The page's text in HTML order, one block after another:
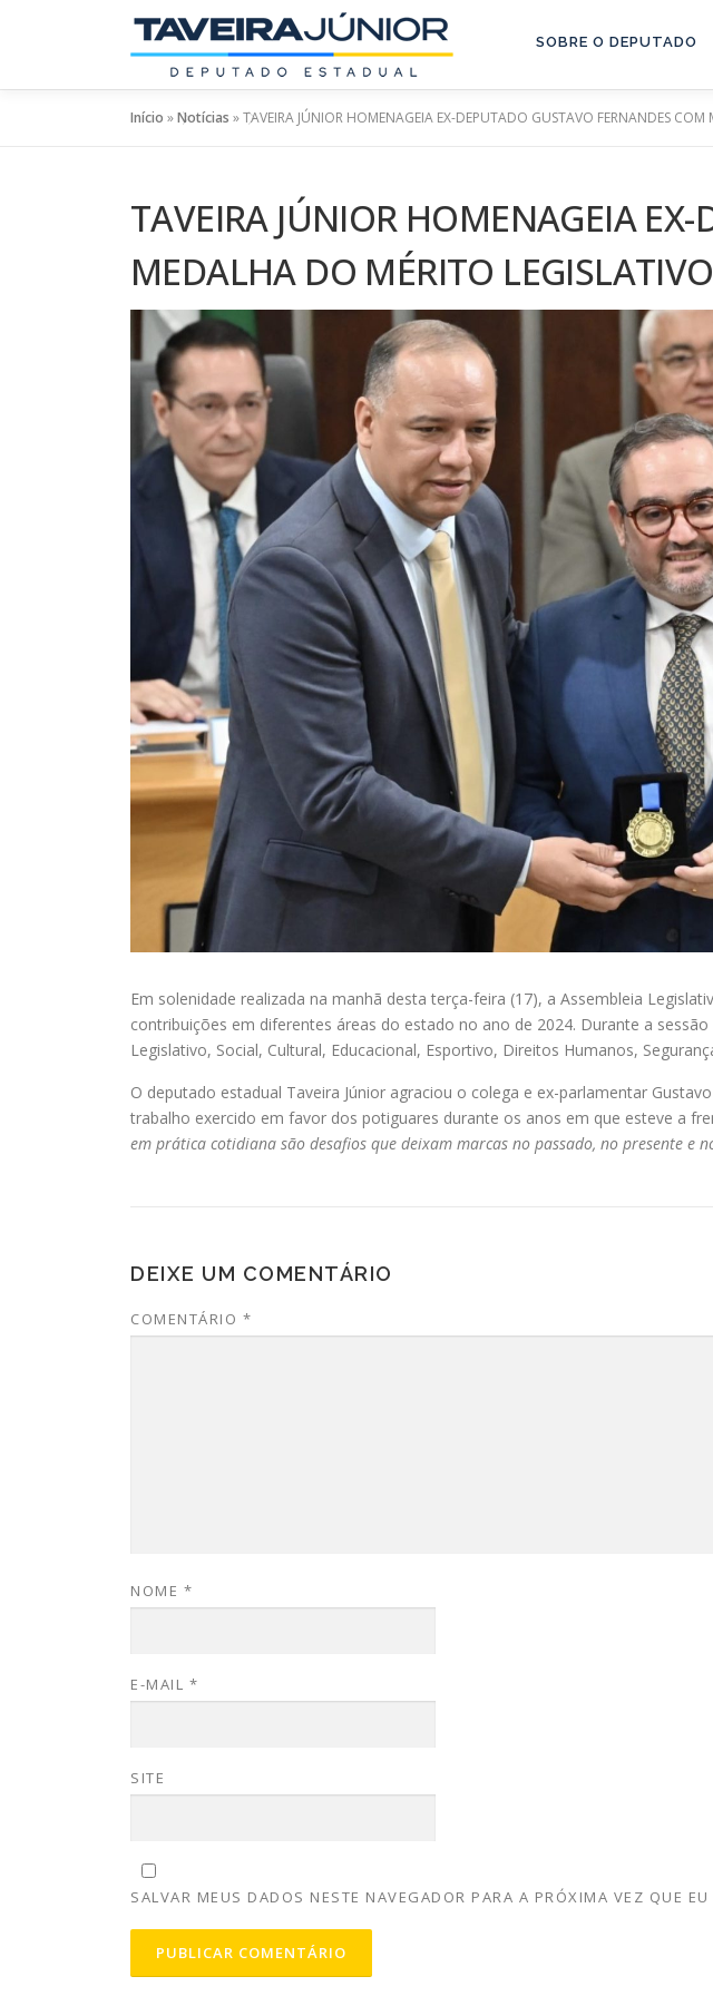
conteúdo
SOBRE O DEPUTADO
Início »Notícias »TAVEIRA JÚNIOR HOMENAGEIA EX-DEPUTADO GUSTAVO FERNANDES
TAVEIRA JÚNIOR HOMENAGEIA
MEDALHA DO MÉRITO LEGISLATIVO
Em solenidade realizada na manhã desta terça-feira (17), a Assembleia
contribuições em diferentes áreas do estado no ano de 2024. Durante a
Legislativo, Social, Cultural, Educacional, Esportivo, Direitos Humanos,
O deputado estadual Taveira Júnior agraciou o colega e ex-parlamentar
trabalho exercido em favor dos potiguares durante os anos em que esteve a
em prática cotidiana são desafios que deixam marcas no passado, no presente e
DEIXE UM COMENTÁRIO
COMENTÁRIO *
NOME *
E-MAIL *
SITE
SALVAR MEUS DADOS NESTE NAVEGADOR PARA A PRÓXIMA VEZ QUE EU